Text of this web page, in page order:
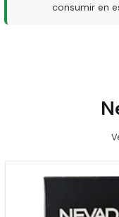
consumir en